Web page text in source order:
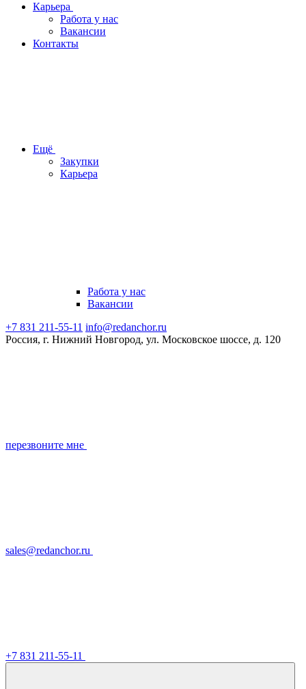
Карьера
Работа у нас
Вакансии
Контакты
Ещё
Закупки
Карьера
Работа у нас
Вакансии
+7 831 211-55-11 info@redanchor.ru
Россия, г. Нижний Новгород, ул. Московское шоссе, д. 120
перезвоните мне
sales@redanchor.ru
+7 831 211-55-11